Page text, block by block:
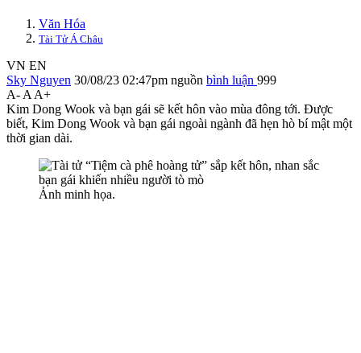
Văn Hóa
Tài Tử Á Châu
VN EN
Sky Nguyen 30/08/23 02:47pm nguồn bình luận 999
A- A A+
Kim Dong Wook và bạn gái sẽ kết hôn vào mùa đông tới. Được
biết, Kim Dong Wook và bạn gái ngoài ngành đã hẹn hò bí mật một
thời gian dài.
Ảnh minh họa.